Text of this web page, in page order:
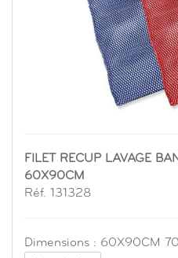
FILET RECUP LAVAGE
60X90CM
Réf. 131328
Dimensions : 60X90CM